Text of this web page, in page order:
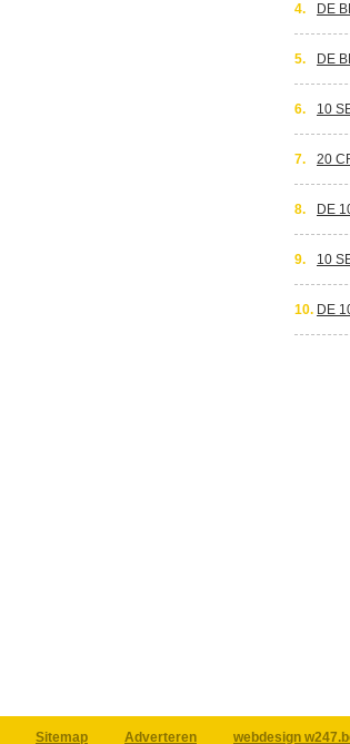
4. DE
5. DE
6. 10
7. 20
8. DE
9. 10
10. DE
Sitemap Adverteren webdesign